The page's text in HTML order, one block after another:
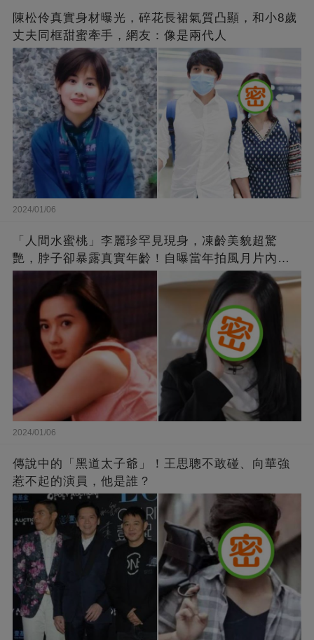
陳松伶真實身材曝光，碎花長裙氣質凸顯，和小8歲
丈夫同框甜蜜牽手，網友：像是兩代人
2024/01/06
「人間水蜜桃」李麗珍罕見現身，凍齡美貌超驚
艷，脖子卻暴露真實年齡！自曝當年拍風月片內
幕，竟是因為「玉女當久了」？
2024/01/06
傳說中的「黑道太子爺」！王思聰不敢碰、向華強
惹不起的演員，他是誰？